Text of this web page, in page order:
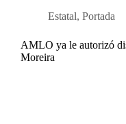
Estatal, Portada
AMLO ya le autorizó
Moreira